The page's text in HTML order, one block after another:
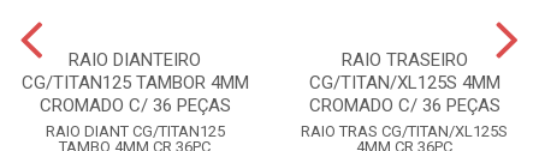
RAIO DIANTEIRO
CG/TITAN125 TAMBOR 4MM
CROMADO C/ 36 PEÇAS
RAIO DIANT CG/TITAN125
TAMBO 4MM CR 36PC
RAIO TRASEIRO
CG/TITAN/XL125S 4MM
CROMADO C/ 36 PEÇAS
RAIO TRAS CG/TITAN/XL125S
4MM CR 36PC